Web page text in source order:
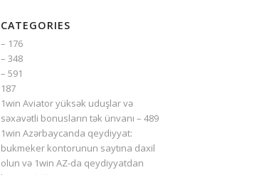
CATEGORIES
– 176
– 348
– 591
187
1win Aviator yüksək uduşlar və
səxavətli bonusların tək ünvanı – 489
1win Azərbaycanda qeydiyyat:
bukmeker kontorunun saytına daxil
olun və 1win AZ-da qeydiyyatdan